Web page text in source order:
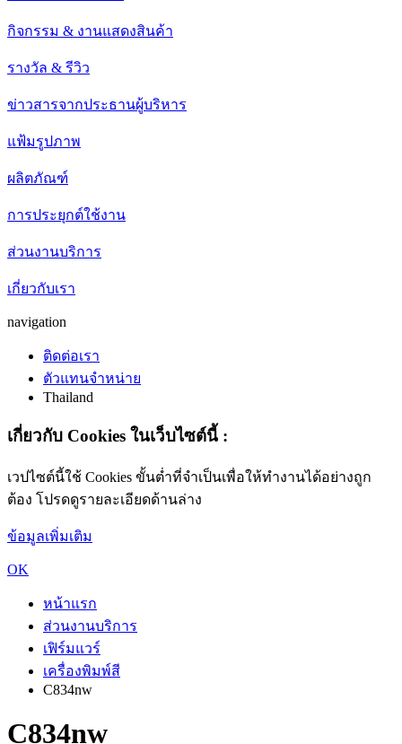
กิจกรรม & งานแสดงสินค้า
รางวัล & รีวิว
ข่าวสารจากประธานผู้บริหาร
แฟ้มรูปภาพ
ผลิตภัณฑ์
การประยุกต์ใช้งาน
ส่วนงานบริการ
เกี่ยวกับเรา
navigation
ติดต่อเรา
ตัวแทนจำหน่าย
Thailand
เกี่ยวกับ Cookies ในเว็บไซต์นี้ :
เวปไซต์นี้ใช้ Cookies ขั้นต่ำที่จำเป็นเพื่อให้ทำงานได้อย่างถูก
ต้อง โปรดดูรายละเอียดด้านล่าง
ข้อมูลเพิ่มเติม
OK
หน้าแรก
ส่วนงานบริการ
เฟิร์มแวร์
เครื่องพิมพ์สี
C834nw
C834nw